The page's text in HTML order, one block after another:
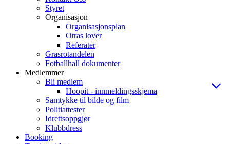
Styret
Organisasjon
Organisasjonsplan
Otras lover
Referater
Grasrotandelen
Fotballhall dokumenter
Medlemmer
Bli medlem
Hoopit - innmeldingsskjema
Samtykke til bilde og film
Politiattester
Idrettsoppgjør
Klubbdress
Booking